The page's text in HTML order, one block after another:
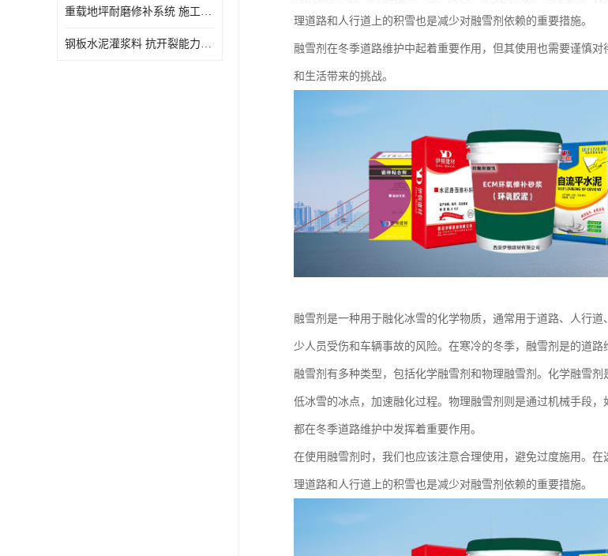
重载地坪耐磨修补系统 施工期短 易于振捣密实
钢板水泥灌浆料 抗开裂能力强 施工和易性好
理道路和人行道上的积雪也是减少对融雪剂依赖的重要措施。
融雪剂在冬季道路维护中起着重要作用，但其使用也需要谨慎
和生活带来的挑战。
融雪剂是一种用于融化冰雪的化学物质，通常用于道路、人行
少人员受伤和车辆事故的风险。在寒冷的冬季，融雪剂是的道路
融雪剂有多种类型，包括化学融雪剂和物理融雪剂。化学融雪
低冰雪的冰点，加速融化过程。物理融雪剂则是通过机械手段
都在冬季道路维护中发挥着重要作用。
在使用融雪剂时，我们也应该注意合理使用，避免过度施用。
理道路和人行道上的积雪也是减少对融雪剂依赖的重要措施。